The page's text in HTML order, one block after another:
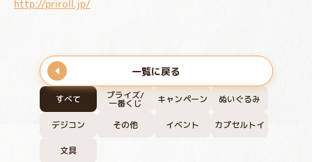
すべて プライズ/
一番くじ キャンペーン ぬいぐるみ
デジコン その他 イベント カプセルトイ
文具
http://priroll.jp/
一覧に戻る